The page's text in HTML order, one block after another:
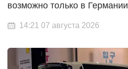
возможно только в Германии
14:21 07 августа 2026